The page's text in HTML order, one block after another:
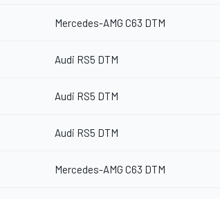
Mercedes-AMG C63 DTM
Audi RS5 DTM
Audi RS5 DTM
Audi RS5 DTM
Mercedes-AMG C63 DTM